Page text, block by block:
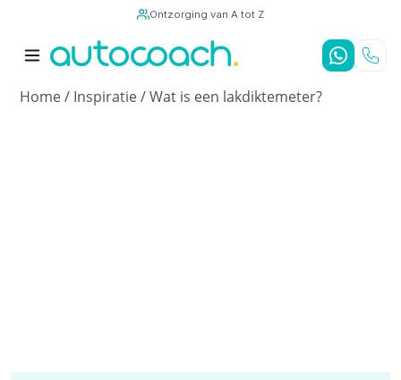
9,7/10 4,8/5
Ontzorging van A tot Z
Home/ Inspiratie/Wat is een lakdiktemeter?